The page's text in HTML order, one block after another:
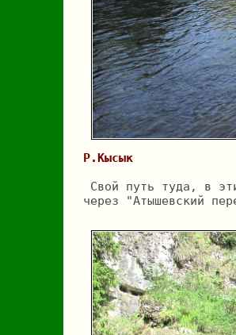
Р.Кысык
Свой путь туда, в
через "Атышевский